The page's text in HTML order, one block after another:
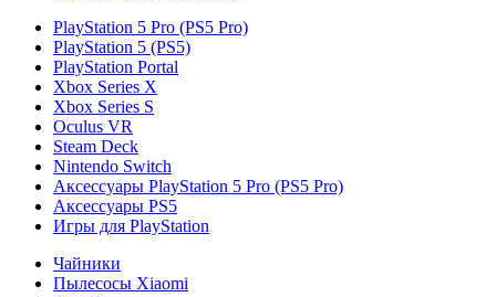
PlayStation 5 Pro (PS5 Pro)
PlayStation 5 (PS5)
PlayStation Portal
Xbox Series X
Xbox Series S
Oculus VR
Steam Deck
Nintendo Switch
Аксессуары PlayStation 5 Pro (PS5 Pro)
Аксессуары PS5
Игры для PlayStation
Чайники
Пылесосы Xiaomi